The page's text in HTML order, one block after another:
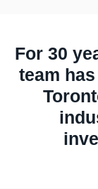
For 30
team